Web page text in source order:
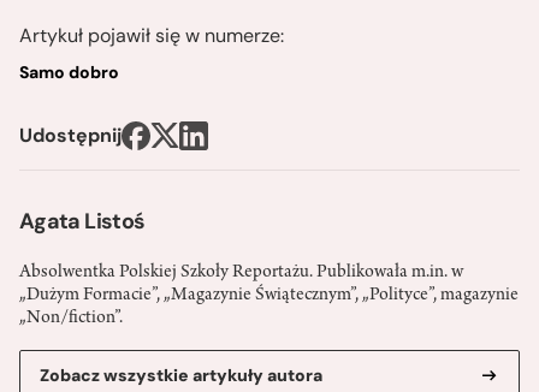
Agata Listoś
Absolwentka Polskiej Szkoły Reportażu. Publikowała m.in. w
„Dużym Formacie”, „Magazynie Świątecznym”, „Polityce”, magazynie
„Non/fiction”.
Zobacz wszystkie artykuły autora
Artykuł pojawił się w numerze:
Samo dobro
Udostępnij